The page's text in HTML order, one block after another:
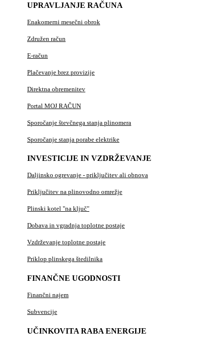
UPRAVLJANJE RAČUNA
Enakomerni mesečni obrok
Združen račun
E-račun
Plačevanje brez provizije
Direktna obremenitev
Portal MOJ RAČUN
Sporočanje števčnega stanja plinomera
Sporočanje stanja porabe elektrike
INVESTICIJE IN VZDRŽEVANJE
Daljinsko ogrevanje - priključitev ali obnova
Priključitev na plinovodno omrežje
Plinski kotel "na ključ"
Dobava in vgradnja toplotne postaje
Vzdrževanje toplotne postaje
Priklop plinskega štedilnika
FINANČNE UGODNOSTI
Finančni najem
Subvencije
UČINKOVITA RABA ENERGIJE